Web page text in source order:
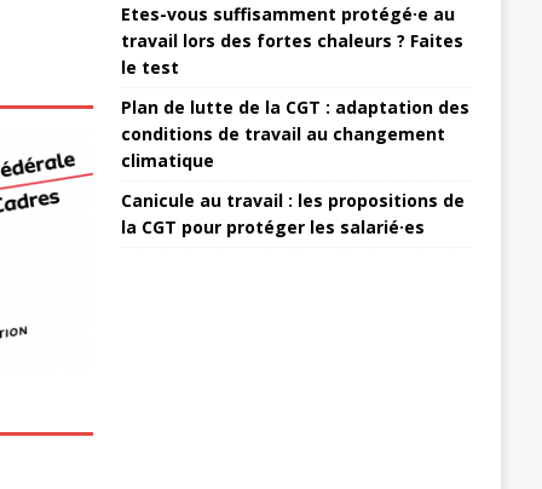
Etes-vous suffisamment protégé·e au
travail lors des fortes chaleurs ? Faites
le test
Plan de lutte de la CGT : adaptation des
conditions de travail au changement
climatique
Canicule au travail : les propositions de
la CGT pour protéger les salarié·es